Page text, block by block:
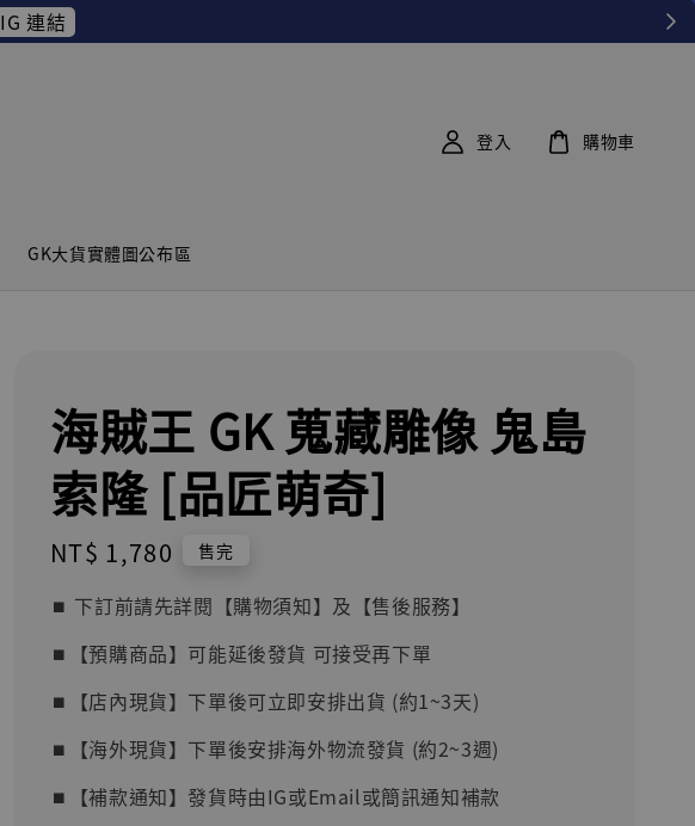
IG 連結
GK大貨實體圖公布區
登入 購物車
海賊王 GK 蒐藏雕像 鬼島
索隆 [品匠萌奇]
Regular
price
NT$ 1,780 售完
⏹︎ 下訂前請先詳閱【購物須知】及【售後服務】
⏹︎【預購商品】可能延後發貨 可接受再下單
⏹︎【店內現貨】下單後可立即安排出貨 (約1~3天)
⏹︎【海外現貨】下單後安排海外物流發貨 (約2~3週)
⏹︎【補款通知】發貨時由IG或Email或簡訊通知補款